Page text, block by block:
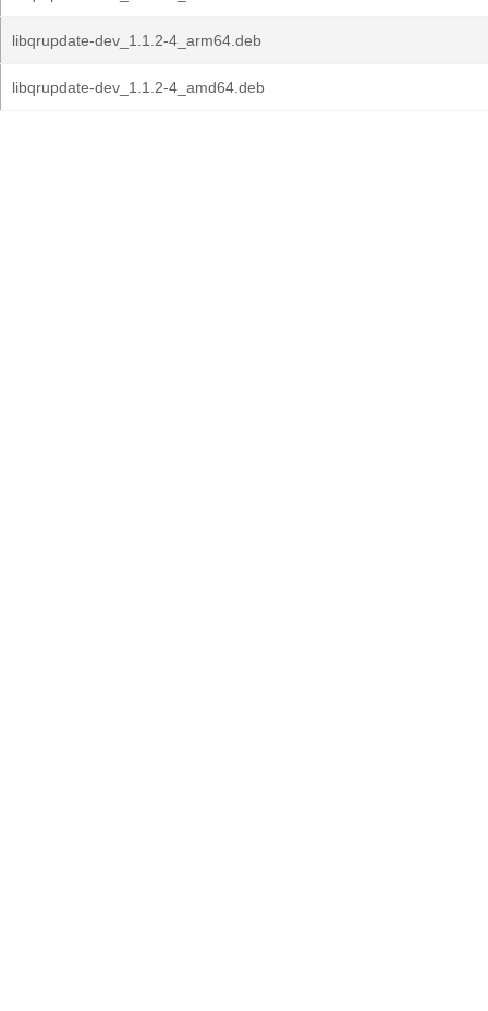
libqrupdate-dev_1.1.2-4_arm64.deb
libqrupdate-dev_1.1.2-4_amd64.deb